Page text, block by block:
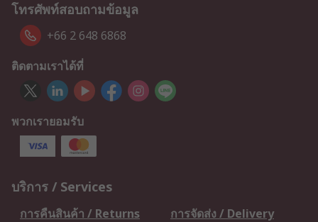
โทรศัพท์สอบถามข้อมูล
+66 2 648 6868
ติดตามเราได้ที่
พวกเรายอมรับ
บริการ / Services
การคืนสินค้า / Returns
การจัดส่ง / Delivery